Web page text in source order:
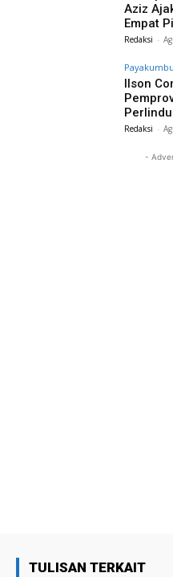
Aziz
Empat
Redaksi -
Ilson
Redaksi -
-
TULISAN TERKAIT